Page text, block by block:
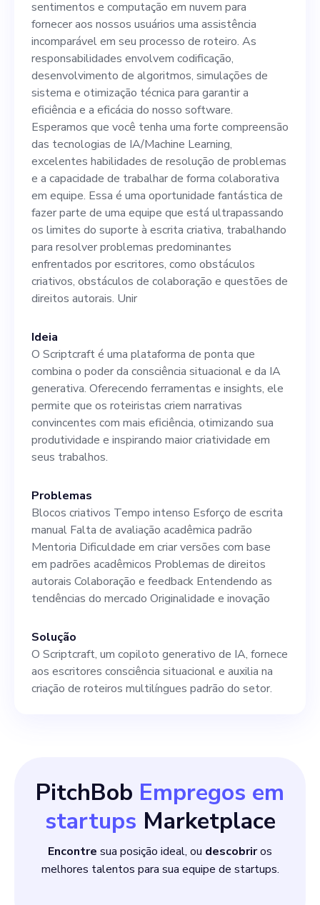
linguagem natural, análise
de sentimentos e
computação em nuvem para
fornecer aos nossos usuários
uma assistência
incomparável em seu
processo de roteiro. As
responsabilidades envolvem
codificação, desenvolvimento
de algoritmos, simulações de
sistema e otimização técnica
para garantir a eficiência e a
eficácia do nosso software.
Esperamos que você tenha
uma forte compreensão das
tecnologias de IA/Machine
Learning, excelentes
habilidades de resolução de
problemas e a capacidade de
trabalhar de forma
colaborativa em equipe. Essa
é uma oportunidade
fantástica de fazer parte de
ultrapassando os limites do
suporte à escrita criativa,
trabalhando para resolver
obstáculos de colaboração e
questões de direitos
autorais. Unir
sentimentos e computação em nuvem para
fornecer aos nossos usuários uma assistência
incomparável em seu processo de roteiro. As
responsabilidades envolvem codificação,
desenvolvimento de algoritmos, simulações de
sistema e otimização técnica para garantir a
eficiência e a eficácia do nosso software.
Esperamos que você tenha uma forte compreensão
das tecnologias de IA/Machine Learning,
excelentes habilidades de resolução de problemas
e a capacidade de trabalhar de forma colaborativa
em equipe. Essa é uma oportunidade fantástica de
fazer parte de uma equipe que está ultrapassando
os limites do suporte à escrita criativa, trabalhando
para resolver problemas predominantes
enfrentados por escritores, como obstáculos
criativos, obstáculos de colaboração e questões de
direitos autorais. Unir
Ideia
O Scriptcraft é uma plataforma de ponta que
combina o poder da consciência situacional e da IA
generativa. Oferecendo ferramentas e insights, ele
permite que os roteiristas criem narrativas
convincentes com mais eficiência, otimizando sua
produtividade e inspirando maior criatividade em
seus trabalhos.
Problemas
Blocos criativos Tempo intenso Esforço de escrita
manual Falta de avaliação acadêmica padrão
Mentoria Dificuldade em criar versões com base
em padrões acadêmicos Problemas de direitos
autorais Colaboração e feedback Entendendo as
tendências do mercado Originalidade e inovação
Solução
O Scriptcraft, um copiloto generativo de IA, fornece
aos escritores consciência situacional e auxilia na
criação de roteiros multilíngues padrão do setor.
PitchBob Empregos em
startups Marketplace
Encontre sua posição ideal, ou descobriros
melhores talentos para sua equipe de startups.